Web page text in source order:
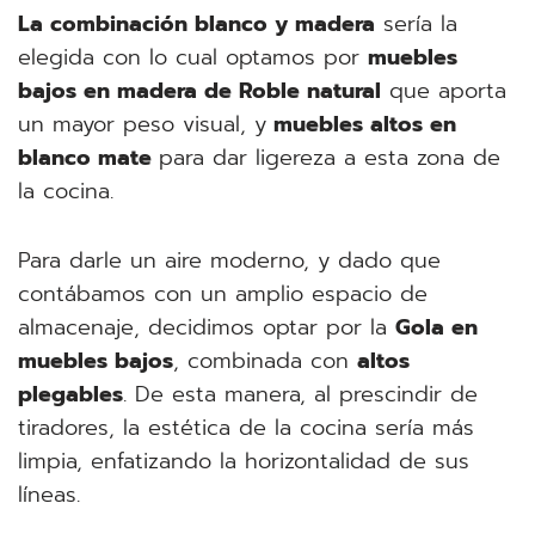
La combinación blanco y madera sería la
elegida con lo cual optamos por muebles
bajos en madera de Roble natural que aporta
un mayor peso visual, y muebles altos en
blanco mate para dar ligereza a esta zona de
la cocina.
Para darle un aire moderno, y dado que
contábamos con un amplio espacio de
almacenaje, decidimos optar por la Gola en
muebles bajos, combinada con altos
plegables. De esta manera, al prescindir de
tiradores, la estética de la cocina sería más
limpia, enfatizando la horizontalidad de sus
líneas.